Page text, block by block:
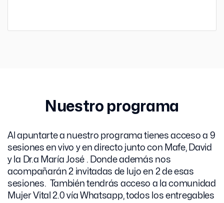
Nuestro programa
Al apuntarte a nuestro programa tienes acceso a 9
sesiones en vivo y en directo junto con Mafe, David
y la Dr.a María José . Donde además nos
acompañarán 2 invitadas de lujo en 2 de esas
sesiones. También tendrás acceso a la comunidad
Mujer Vital 2.0 vía Whatsapp, todos los entregables